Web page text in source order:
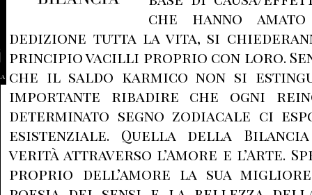
che hanno
dedizione tutta la vita, si
principio vacilli proprio con loro.
che il saldo karmico non si
importante ribadire che ogni
determinato segno zodiacale ci
esistenziale. Quella della
verità attraverso l’Amore e l’Arte.
proprio dell’amore la sua